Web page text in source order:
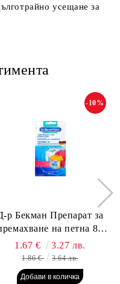
усещане за
р Бекман Препарат за
на петна 80
гр. Пауч
-10%
1.67 € 3.27 лв.
1.86 € 3.64 лв.